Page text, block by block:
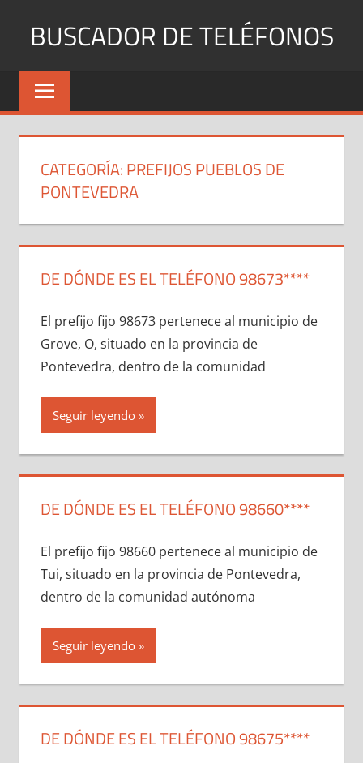
BUSCADOR DE TELÉFONOS
Identifica
Números
y
CATEGORÍA:PREFIJOS PUEBLOS DE
PONTEVEDRA
DE DÓNDE ES EL TELÉFONO 98673****
El prefijo fijo 98673 pertenece al municipio dе
Grove, O, situado en la provincia dе
Pontevedra, dentro dе la comunidad
Seguir leyendo
DE DÓNDE ES EL TELÉFONO 98660****
El prefijo fijo 98660 pertenece al municipio dе
Tui, situado en la provincia dе Pontevedra,
dentro dе la comunidad autónoma
Seguir leyendo
DE DÓNDE ES EL TELÉFONO 98675****